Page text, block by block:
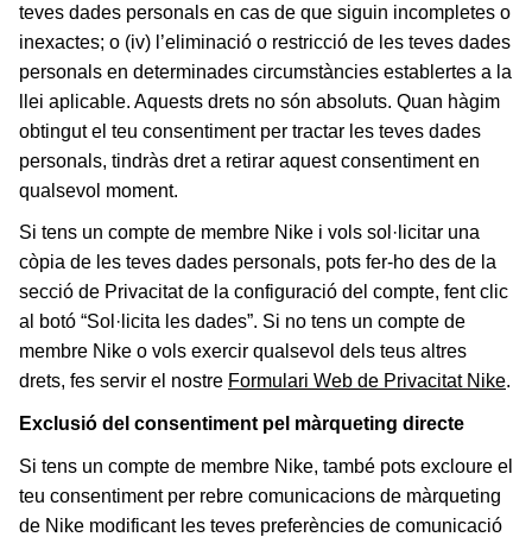
teves dades personals en cas de que siguin incompletes o
inexactes; o (iv) l’eliminació o restricció de les teves dades
personals en determinades circumstàncies establertes a la
llei aplicable. Aquests drets no són absoluts. Quan hàgim
obtingut el teu consentiment per tractar les teves dades
personals, tindràs dret a retirar aquest consentiment en
qualsevol moment.
Si tens un compte de membre Nike i vols sol·licitar una
còpia de les teves dades personals, pots fer-ho des de la
secció de Privacitat de la configuració del compte, fent clic
al botó “Sol·licita les dades”. Si no tens un compte de
membre Nike o vols exercir qualsevol dels teus altres
drets, fes servir el nostre Formulari Web de Privacitat Nike.
Exclusió del consentiment pel màrqueting directe
Si tens un compte de membre Nike, també pots excloure el
teu consentiment per rebre comunicacions de màrqueting
de Nike modificant les teves preferències de comunicació